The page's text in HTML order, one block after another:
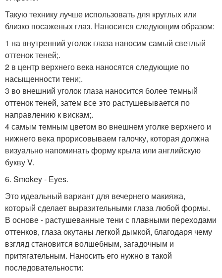
Такую технику лучше использовать для круглых или
близко посаженых глаз. Наносится следующим образом:
1 на внутренний уголок глаза наносим самый светлый
оттенок теней;.
2 в центр верхнего века наносятся следующие по
насыщенности тени;.
3 во внешний уголок глаза наносится более темный
оттенок теней, затем все это растушевывается по
направлению к вискам;.
4 самым темным цветом во внешнем уголке верхнего и
нижнего века прорисовываем галочку, которая должна
визуально напоминать форму крыла или английскую
букву V.
6. Smokey - Eyes.
Это идеальный вариант для вечернего макияжа,
который сделает выразительными глаза любой формы.
В основе - растушеванные тени с плавными переходами
оттенков, глаза окутаны легкой дымкой, благодаря чему
взгляд становится волшебным, загадочным и
притягательным. Наносить его нужно в такой
последовательности: